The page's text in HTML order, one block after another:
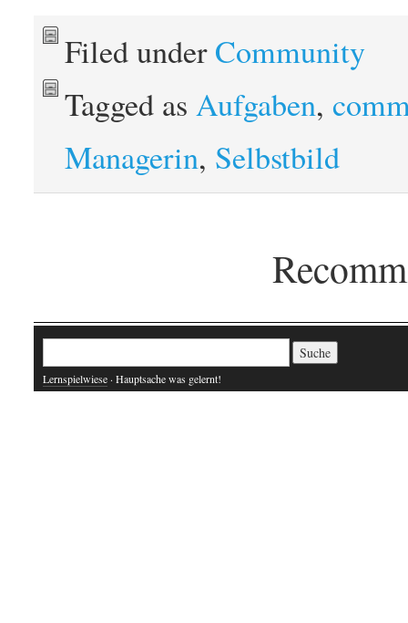
Filed underCommunity
Tagged asAufgaben,
Managerin, Selbstbild
Lernspielwiese · Hauptsache was gelernt!